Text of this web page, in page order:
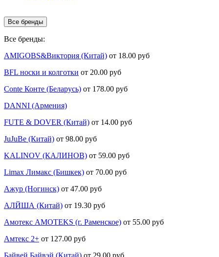
Все бренды
Все бренды:
AMIGOBS&Виктория (Китай) от 18.00 руб
BFL носки и колготки от 20.00 руб
Conte Конте (Беларусь) от 178.00 руб
DANNI (Армения)
FUTE & DOVER (Китай) от 14.00 руб
JuJuBe (Китай) от 98.00 руб
KALINOV (КАЛИНОВ) от 59.00 руб
Limax Лимакс (Бишкек) от 70.00 руб
Ажур (Ногинск) от 47.00 руб
АЛЙША (Китай) от 19.30 руб
Амотекс AMOTEKS (г. Раменское) от 55.00 руб
Амтекс 2+ от 127.00 руб
Байвей Байвэй (Китай) от 29.00 руб